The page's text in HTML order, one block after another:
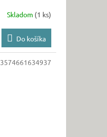
Skladom (1 ks)
Do košíka
3574661634937